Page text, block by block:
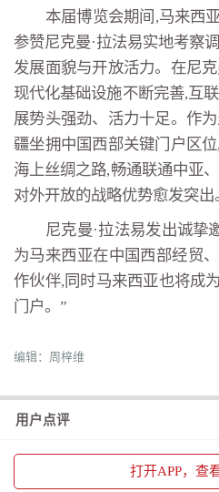
本届博览会期间,马来西
参赞尼克曼·拉法易实地考察
发展面貌与开放活力。在尼
现代化基础设施不断完善,互
展势头强劲、活力十足。作
疆坐拥中国西部关键门户区
海上丝绸之路,畅通联通中亚
对外开放的战略优势愈发突出
尼克曼·拉法易发出诚挚
为马来西亚在中国西部经贸
作伙伴,同时马来西亚也将成
门户。”
编辑：周梓维
用户点评
打开APP，查